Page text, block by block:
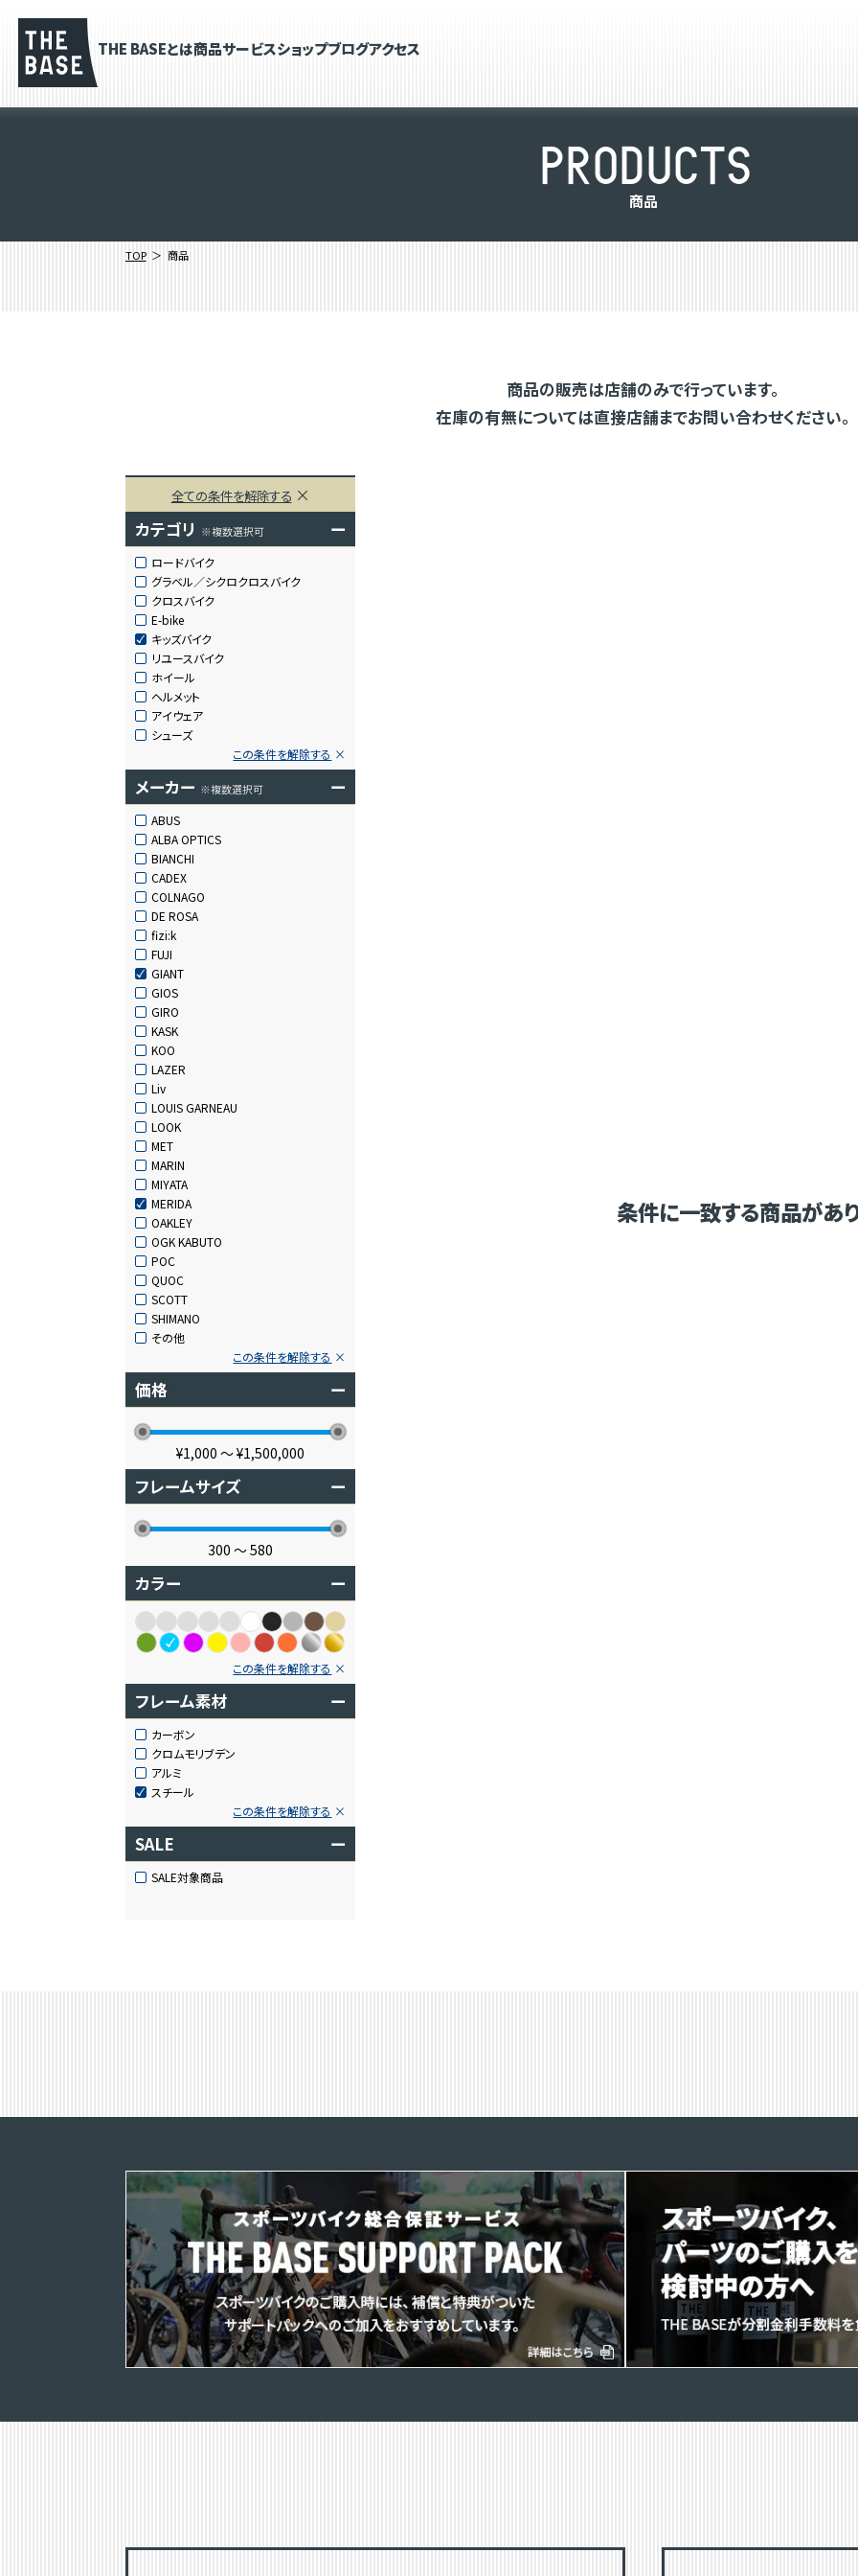
THE BASEとは商品サービスショップブログアクセス
PRODUCTS
商品
TOP 商品
商品の販売は店舗のみで行っています。
在庫の有無については直接店舗までお問い合わせください。
全ての条件を解除する
カテゴリ ※複数選択可 ー
ロードバイク
グラベル／シクロクロスバイク
クロスバイク
E-bike
キッズバイク
リユースバイク
ホイール
ヘルメット
アイウェア
シューズ
この条件を解除する
メーカー ※複数選択可 ー
ABUS
ALBA OPTICS
BIANCHI
CADEX
COLNAGO
DE ROSA
fizi:k
FUJI
GIANT
GIOS
GIRO
KASK
KOO
LAZER
Liv
LOUIS GARNEAU
LOOK
MET
MARIN
MIYATA
MERIDA
OAKLEY
OGK KABUTO
POC
QUOC
SCOTT
SHIMANO
その他
この条件を解除する
価格 ー
¥1,000 〜¥1,500,000
フレームサイズ ー
300 〜580
カラー ー
この条件を解除する
フレーム素材 ー
カーボン
クロムモリブデン
アルミ
スチール
この条件を解除する
SALE ー
SALE対象商品
条件に一致する商品があ